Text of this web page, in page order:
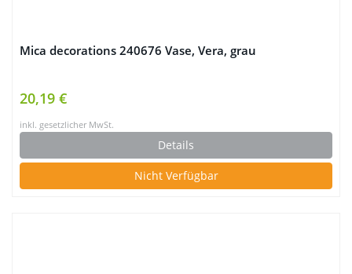
Mica decorations 240676 Vase, Vera, grau
20,19 €
inkl. gesetzlicher MwSt.
Details
Nicht Verfügbar